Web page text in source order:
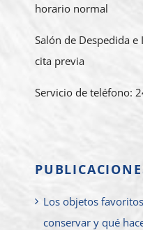
horario normal
Salón de Despedida
cita previa
Servicio de teléfono:
Los objetos
conservar y qué